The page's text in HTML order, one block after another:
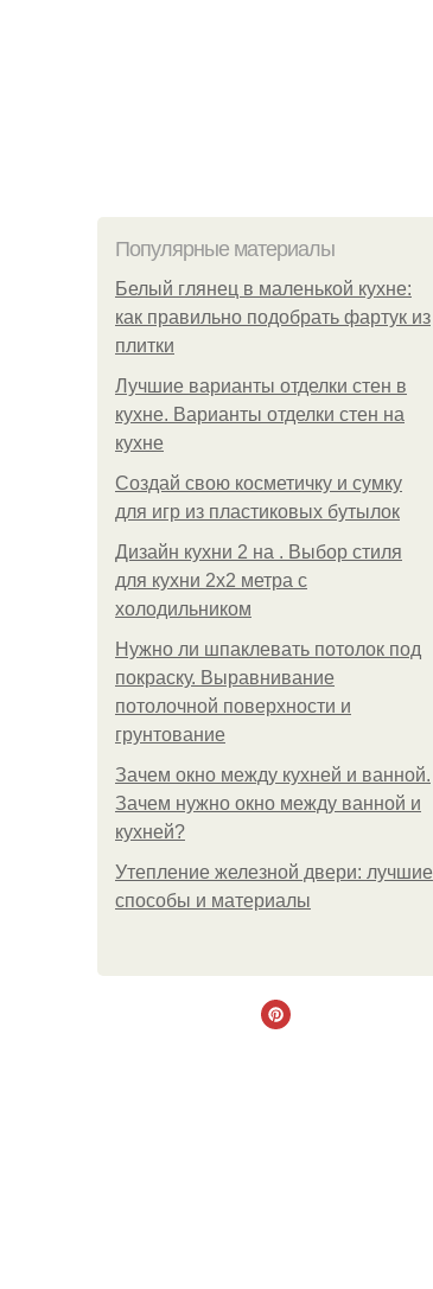
Популярные материалы
Белый глянец в маленькой кухне:
как правильно подобрать фартук из
плитки
Лучшие варианты отделки стен в
кухне. Варианты отделки стен на
кухне
Создай свою косметичку и сумку
для игр из пластиковых бутылок
Дизайн кухни 2 на . Выбор стиля
для кухни 2х2 метра с
холодильником
Нужно ли шпаклевать потолок под
покраску. Выравнивание
потолочной поверхности и
грунтование
Зачем окно между кухней и ванной.
Зачем нужно окно между ванной и
кухней?
Утепление железной двери: лучшие
способы и материалы